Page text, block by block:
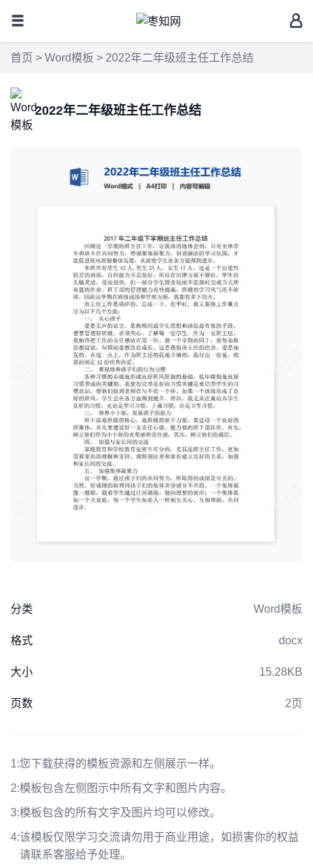
首页 > Word模板 > 2022年二年级班主任工作总结
2022年二年级班主任工作总结
分类 Word模板
格式 docx
大小 15.28KB
页数 2页
1:您下载获得的模板资源和左侧展示一样。
2:模板包含左侧图示中所有文字和图片内容。
3:模板包含的所有文字及图片均可以修改。
4:该模板仅限学习交流请勿用于商业用途，如损害你的权益
请联系客服给予处理。